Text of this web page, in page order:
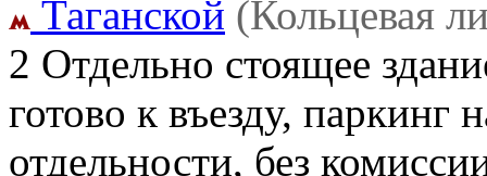
Таганской (Кольцевая
2 Отдельно стоящее
готово к въезду,
отдельности, без